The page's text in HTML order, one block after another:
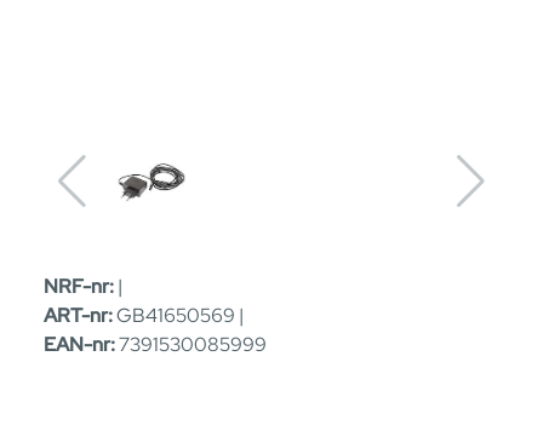
NRF-nr:|
ART-nr:GB41650569 |
EAN-nr:7391530085999